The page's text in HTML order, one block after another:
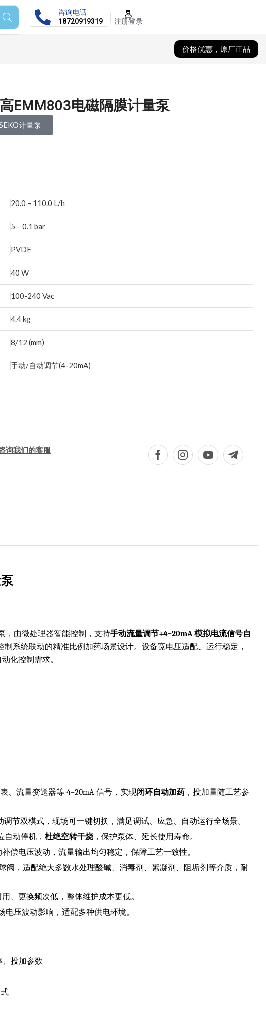
咨询电话
18720919319
注册登录
价格优惠，原厂正品
EMM803电磁隔膜计量泵
计量泵
20.0 – 110.0 L/h
5 – 0.1 bar
PVDF
40 W
100-240 Vac
4.4 kg
8/12 (mm)
手动/自动调节(4-20mA)
询我们的客服
，由微处理器智能控制，支持手动流量调节+4–20mA 模拟电流信号自
制系统联动的精准比例加药场景设计。设备宽电压适配、运行稳定，
化控制需求。
、流量变送器等 4–20mA 信号，实现闭环自动加药 ，投加量随工艺参
节双模式，现场可一键切换，满足调试、应急、自动运行全场景。
自动停机，杜绝空转干烧 ，保护泵体、延长使用寿命。
偿电压波动，流量输出均匀稳定，保障工艺一致性。
阀，适配绝大多数水处理酸碱、消毒剂、絮凝剂、阻垢剂等介质，耐
用、更换频次低，整体维护成本更低。
电压波动影响，适配多种供电环境。
投加参数